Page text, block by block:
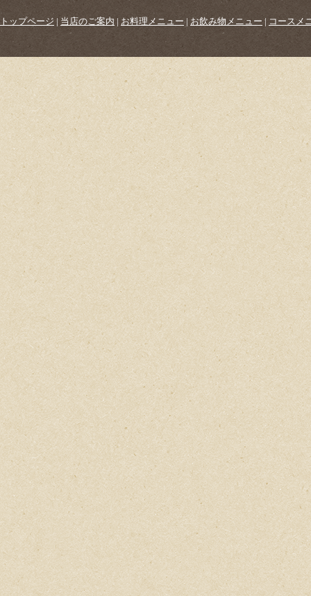
トップページ | 当店のご案内 | お料理メニュー | お飲み物メニュー | コースメ